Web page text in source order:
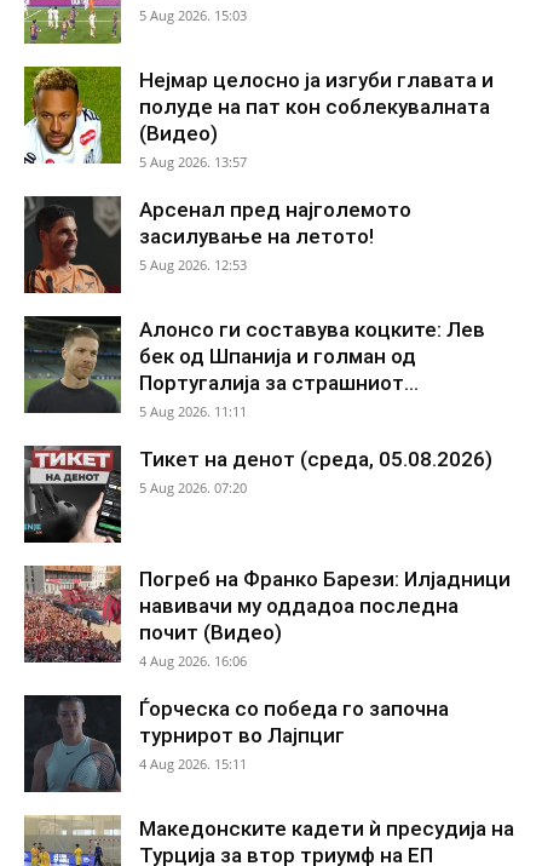
5 Aug 2026. 15:03
Нејмар целосно ја изгуби главата и
полуде на пат кон соблекувалната
(Видео)
5 Aug 2026. 13:57
Арсенал пред најголемото
засилување на летото!
5 Aug 2026. 12:53
Алонсо ги составува коцките: Лев
бек од Шпанија и голман од
Португалија за страшниот...
5 Aug 2026. 11:11
Тикет на денот (среда, 05.08.2026)
5 Aug 2026. 07:20
Погреб на Франко Барези: Илјадници
навивачи му оддадоа последна
почит (Видео)
4 Aug 2026. 16:06
Ѓорческа со победа го започна
турнирот во Лајпциг
4 Aug 2026. 15:11
Македонските кадети ѝ пресудија на
Турција за втор триумф на ЕП